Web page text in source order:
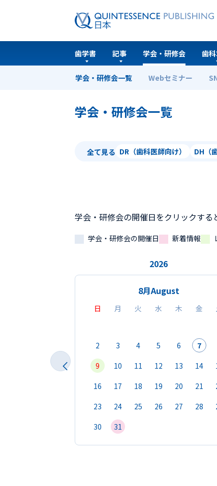
歯学書 記事 学会・研修会
学会・研修会一覧 Webセミナー
歯
ホーム 学会・研修会一覧
学会・研修会一覧
全て見る DR（歯科医師向け） DH（
学会・研修会の開催日をクリックする
学会・研修会の開催日 新着情報
2026
8月August
日 月 火 水 木 金
2
3 4 5 6 7
9
10 11 12 13 14
16
17 18 19 20 21
23
24 25 26 27 28
30
31